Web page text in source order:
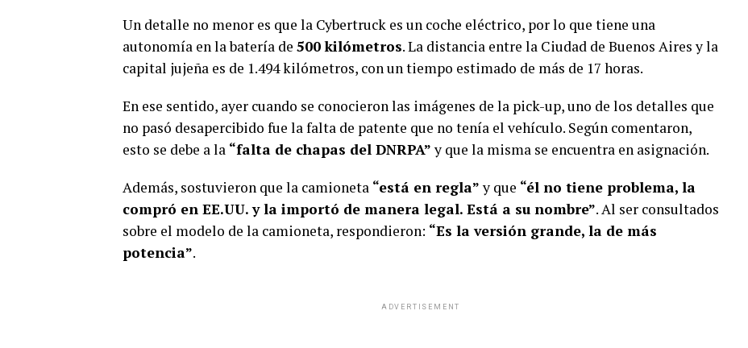
Un detalle no menor es que la Cybertruck es un coche eléctrico, por lo que tiene una
autonomía en la batería de 500 kilómetros. La distancia entre la Ciudad de Buenos Aires y la
capital jujeña es de 1.494 kilómetros, con un tiempo estimado de más de 17 horas.
En ese sentido, ayer cuando se conocieron las imágenes de la pick-up, uno de los detalles que
no pasó desapercibido fue la falta de patente que no tenía el vehículo. Según comentaron,
esto se debe a la “falta de chapas del DNRPA”y que la misma se encuentra en asignación.
Además, sostuvieron que la camioneta “está en regla”y que “él no tiene problema, la
compró en EE.UU. y la importó de manera legal. Está a su nombre”. Al ser consultados
sobre el modelo de la camioneta, respondieron: “Es la versión grande, la de más
potencia”.
ADVERTISEMENT